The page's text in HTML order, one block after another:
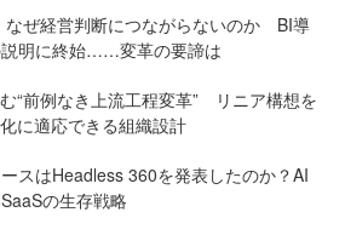
なぜ経営判断につながらないのか BI導
説明に終始……変革の要諦は
“前例なき上流工程変革” リニア構想を
に適応できる組織設計
スはHeadless 360を発表したのか？AI
の生存戦略